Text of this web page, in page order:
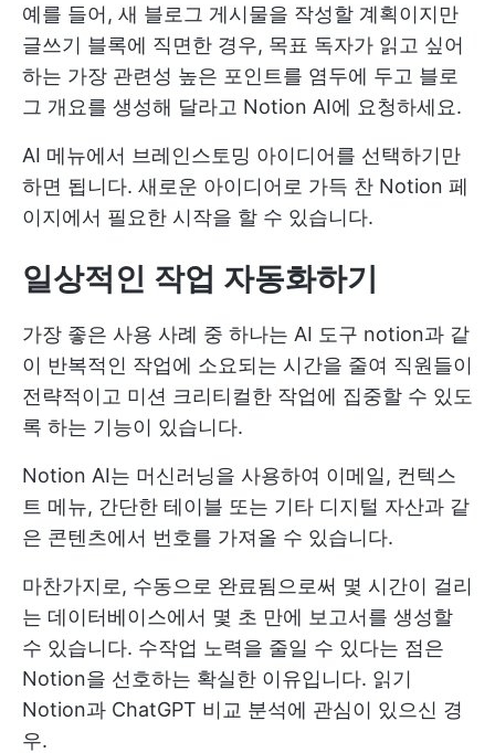
예를 들어, 새 블로그 게시물을 작성할 계획이지만
글쓰기 블록에 직면한 경우, 목표 독자가 읽고 싶어
하는 가장 관련성 높은 포인트를 염두에 두고 블로
그 개요를 생성해 달라고 Notion AI에 요청하세요.
AI 메뉴에서 브레인스토밍 아이디어를 선택하기만
하면 됩니다. 새로운 아이디어로 가득 찬 Notion 페
이지에서 필요한 시작을 할 수 있습니다.
일상적인 작업 자동화하기
가장 좋은 사용 사례 중 하나는 AI 도구 notion과 같
이 반복적인 작업에 소요되는 시간을 줄여 직원들이
전략적이고 미션 크리티컬한 작업에 집중할 수 있도
록 하는 기능이 있습니다.
Notion AI는 머신러닝을 사용하여 이메일, 컨텍스
트 메뉴, 간단한 테이블 또는 기타 디지털 자산과 같
은 콘텐츠에서 번호를 가져올 수 있습니다.
마찬가지로, 수동으로 완료됨으로써 몇 시간이 걸리
는 데이터베이스에서 몇 초 만에 보고서를 생성할
수 있습니다. 수작업 노력을 줄일 수 있다는 점은
Notion을 선호하는 확실한 이유입니다. 읽기
Notion과 ChatGPT 비교 분석에 관심이 있으신 경
우.